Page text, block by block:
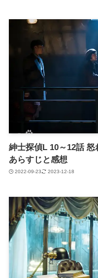
紳士探偵L 10～12話
あらすじと感想
2022-09-23 2023-12-18